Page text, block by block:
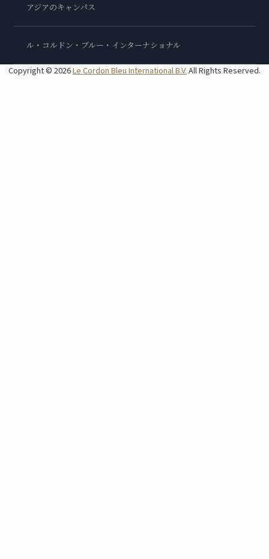
アジアのキャンパス
ル・コルドン・ブルー・インターナショナル
Copyright © 2026Le Cordon Bleu International B.V. All Rights Reserved.